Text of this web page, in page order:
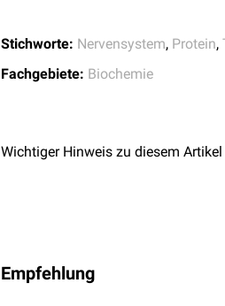
Stichworte: Nervensystem, Protein,
Fachgebiete: Biochemie
Wichtiger Hinweis zu diesem Artikel
Empfehlung